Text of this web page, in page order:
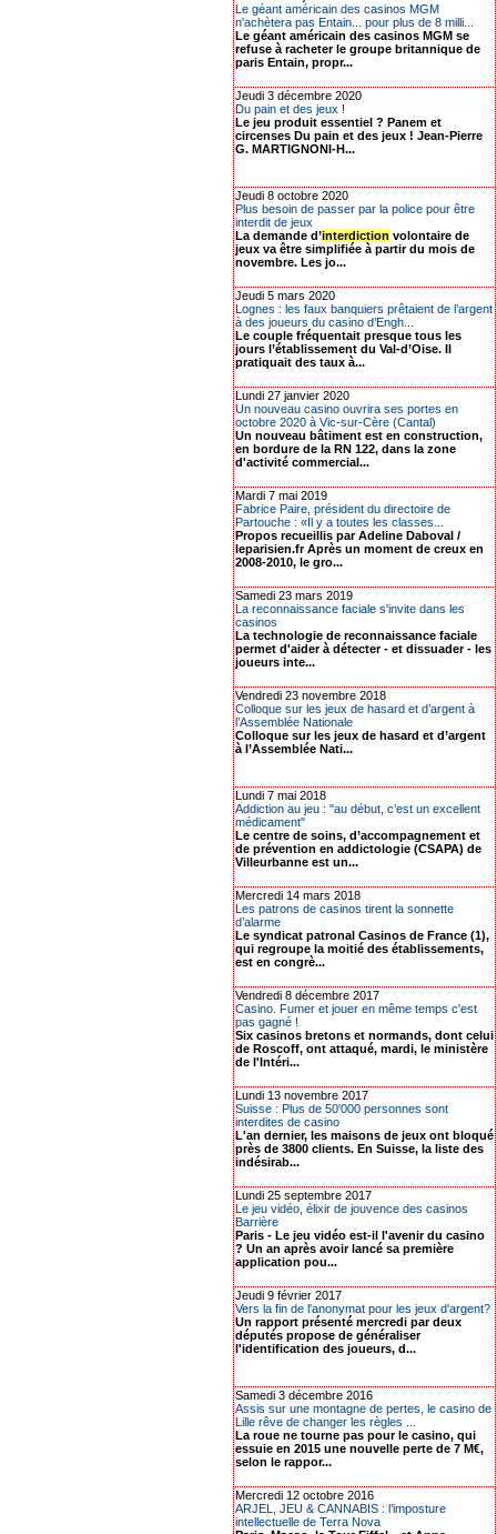
Le géant américain des casinos MGM
n'achètera pas Entain... pour plus de 8 milli...
Le géant américain des casinos MGM se
refuse à racheter le groupe britannique de
paris Entain, propr...
Jeudi 3 décembre 2020
Du pain et des jeux !
Le jeu produit essentiel ? Panem et
circenses Du pain et des jeux ! Jean-Pierre
G. MARTIGNONI-H...
Jeudi 8 octobre 2020
Plus besoin de passer par la police pour être
interdit de jeux
La demande d’interdiction volontaire de
jeux va être simplifiée à partir du mois de
novembre. Les jo...
Jeudi 5 mars 2020
Lognes : les faux banquiers prêtaient de l’argent
à des joueurs du casino d’Engh...
Le couple fréquentait presque tous les
jours l’établissement du Val-d’Oise. Il
pratiquait des taux à...
Lundi 27 janvier 2020
Un nouveau casino ouvrira ses portes en
octobre 2020 à Vic-sur-Cère (Cantal)
Un nouveau bâtiment est en construction,
en bordure de la RN 122, dans la zone
d'activité commercial...
Mardi 7 mai 2019
Fabrice Paire, président du directoire de
Partouche : «Il y a toutes les classes...
Propos recueillis par Adeline Daboval /
leparisien.fr Après un moment de creux en
2008-2010, le gro...
Samedi 23 mars 2019
La reconnaissance faciale s'invite dans les
casinos
La technologie de reconnaissance faciale
permet d'aider à détecter - et dissuader - les
joueurs inte...
Vendredi 23 novembre 2018
Colloque sur les jeux de hasard et d’argent à
l’Assemblée Nationale
Colloque sur les jeux de hasard et d’argent
à l’Assemblée Nati...
Lundi 7 mai 2018
Addiction au jeu : "au début, c’est un excellent
médicament"
Le centre de soins, d’accompagnement et
de prévention en addictologie (CSAPA) de
Villeurbanne est un...
Mercredi 14 mars 2018
Les patrons de casinos tirent la sonnette
d’alarme
Le syndicat patronal Casinos de France (1),
qui regroupe la moitié des établissements,
est en congrè...
Vendredi 8 décembre 2017
Casino. Fumer et jouer en même temps c'est
pas gagné !
Six casinos bretons et normands, dont celui
de Roscoff, ont attaqué, mardi, le ministère
de l'Intéri...
Lundi 13 novembre 2017
Suisse : Plus de 50'000 personnes sont
interdites de casino
L'an dernier, les maisons de jeux ont bloqué
près de 3800 clients. En Suisse, la liste des
indésirab...
Lundi 25 septembre 2017
Le jeu vidéo, élixir de jouvence des casinos
Barrière
Paris - Le jeu vidéo est-il l'avenir du casino
? Un an après avoir lancé sa première
application pou...
Jeudi 9 février 2017
Vers la fin de l'anonymat pour les jeux d'argent?
Un rapport présenté mercredi par deux
députés propose de généraliser
l'identification des joueurs, d...
Samedi 3 décembre 2016
Assis sur une montagne de pertes, le casino de
Lille rêve de changer les règles ...
La roue ne tourne pas pour le casino, qui
essuie en 2015 une nouvelle perte de 7 M€,
selon le rappor...
Mercredi 12 octobre 2016
ARJEL, JEU & CANNABIS : l’imposture
intellectuelle de Terra Nova